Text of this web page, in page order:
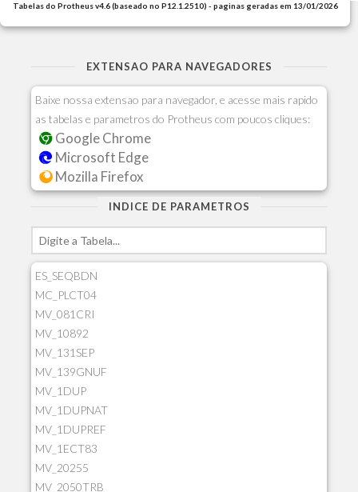
Tabelas do Protheus v4.6 (baseado no P12.1.2510) - paginas geradas em 13/01/2026
EXTENSAO PARA NAVEGADORES
Baixe nossa extensao para navegador, e acesse mais rapido
as tabelas e parametros do Protheus com poucos cliques:
Google Chrome
Microsoft Edge
Mozilla Firefox
INDICE DE PARAMETROS
ES_SEQBDN
MC_PLCT04
MV_081CRI
MV_10892
MV_131SEP
MV_139GNUF
MV_1DUP
MV_1DUPNAT
MV_1DUPREF
MV_1ECT83
MV_20255
MV_2050TRB